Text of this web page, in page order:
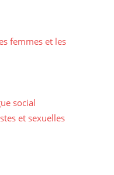
femmes et les
social
et sexuelles